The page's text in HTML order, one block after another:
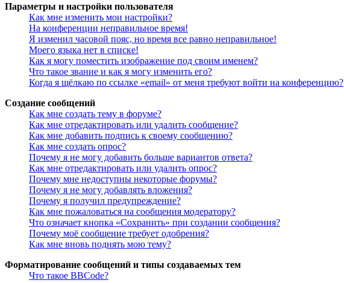
Параметры и настройки пользователя
Как мне изменить мои настройки?
На конференции неправильное время!
Я изменил часовой пояс, но время все равно неправильное!
Моего языка нет в списке!
Как я могу поместить изображение под своим именем?
Что такое звание и как я могу изменить его?
Когда я щёлкаю по ссылке «email» от меня требуют войти на конференцию?
Создание сообщений
Как мне создать тему в форуме?
Как мне отредактировать или удалить сообщение?
Как мне добавить подпись к своему сообщению?
Как мне создать опрос?
Почему я не могу добавить больше вариантов ответа?
Как мне отредактировать или удалить опрос?
Почему мне недоступны некоторые форумы?
Почему я не могу добавлять вложения?
Почему я получил предупреждение?
Как мне пожаловаться на сообщения модератору?
Что означает кнопка «Сохранить» при создании сообщения?
Почему моё сообщение требует одобрения?
Как мне вновь поднять мою тему?
Форматирование сообщений и типы создаваемых тем
Что такое BBCode?